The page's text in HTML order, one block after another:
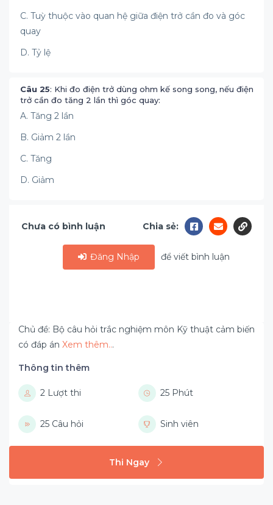
C. Tuỳ thuộc vào quan hệ giữa điện trở cần đo và góc
quay
D. Tỷ lệ
Câu 25: Khi đo điện trở dùng ohm kế song song, nếu điện
trở cần đo tăng 2 lần thì góc quay:
A. Tăng 2 lần
B. Giảm 2 lần
C. Tăng
D. Giảm
Chưa có bình luận Chia sẻ:
Đăng Nhập để viết bình luận
Chủ đề: Bộ câu hỏi trắc nghiệm môn Kỹ thuật cảm biến
có đáp án Xem thêm...
Thông tin thêm
2 Lượt thi 25 Phút
25 Câu hỏi Sinh viên
Thi Ngay